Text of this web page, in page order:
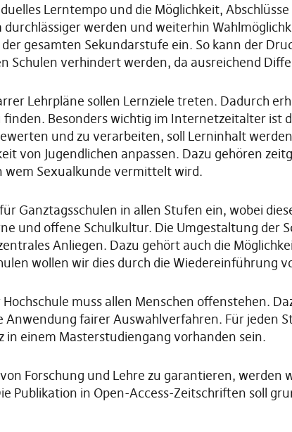
Lerntempo und die Möglichkeit,
durchlässiger werden und weiterhin
gesamten Sekundarstufe ein. So kann der
Schulen verhindert werden, da ausreichend
Lehrpläne sollen Lernziele treten. Dadurch
finden. Besonders wichtig im Internetzeitalter
und zu verarbeiten, soll Lerninhalt
von Jugendlichen anpassen. Dazu gehören
wem Sexualkunde vermittelt wird.
Ganztagsschulen in allen Stufen ein, wobei
und offene Schulkultur. Die Umgestaltung
Anliegen. Dazu gehört auch die
wollen wir dies durch die Wiedereinführung
Hochschule muss allen Menschen offenstehen.
Anwendung fairer Auswahlverfahren. Für jeden
in einem Masterstudiengang vorhanden sein.
Forschung und Lehre zu garantieren,
Publikation in Open-Access-Zeitschriften soll